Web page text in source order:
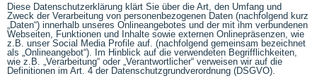
Diese Datenschutzerklärung klärt Sie über die Art, den Umfang und
Zweck der Verarbeitung von personenbezogenen Daten (nachfolgend kurz
„Daten“) innerhalb unseres Onlineangebotes und der mit ihm verbundenen
Webseiten, Funktionen und Inhalte sowie externen Onlinepräsenzen, wie
z.B. unser Social Media Profile auf. (nachfolgend gemeinsam bezeichnet
als „Onlineangebot“). Im Hinblick auf die verwendeten Begrifflichkeiten,
wie z.B. „Verarbeitung“ oder „Verantwortlicher“ verweisen wir auf die
Definitionen im Art. 4 der Datenschutzgrundverordnung (DSGVO).